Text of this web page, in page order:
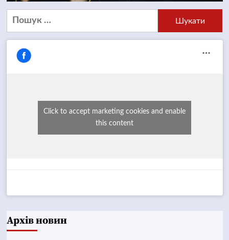
Пошук:
Click to accept marketing cookies and enable
this content
Архів новин